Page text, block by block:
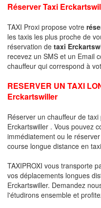
Réserver Taxi
TAXI Proxi propose votre
les taxis les plus proche de
réservation de taxi
recevez un SMS et un Email
chauffeur qui correspond à
RESERVER UN TAXI
Erckartswiller
Réserver un chauffeur de
Erckartswiller . Vous pouvez
immédiatement ou le
course longue distance en taxi
TAXIPROXI vous transporte
vos déplacements longues
Erckartswiller. Demandez
l'étudirons ensemble et